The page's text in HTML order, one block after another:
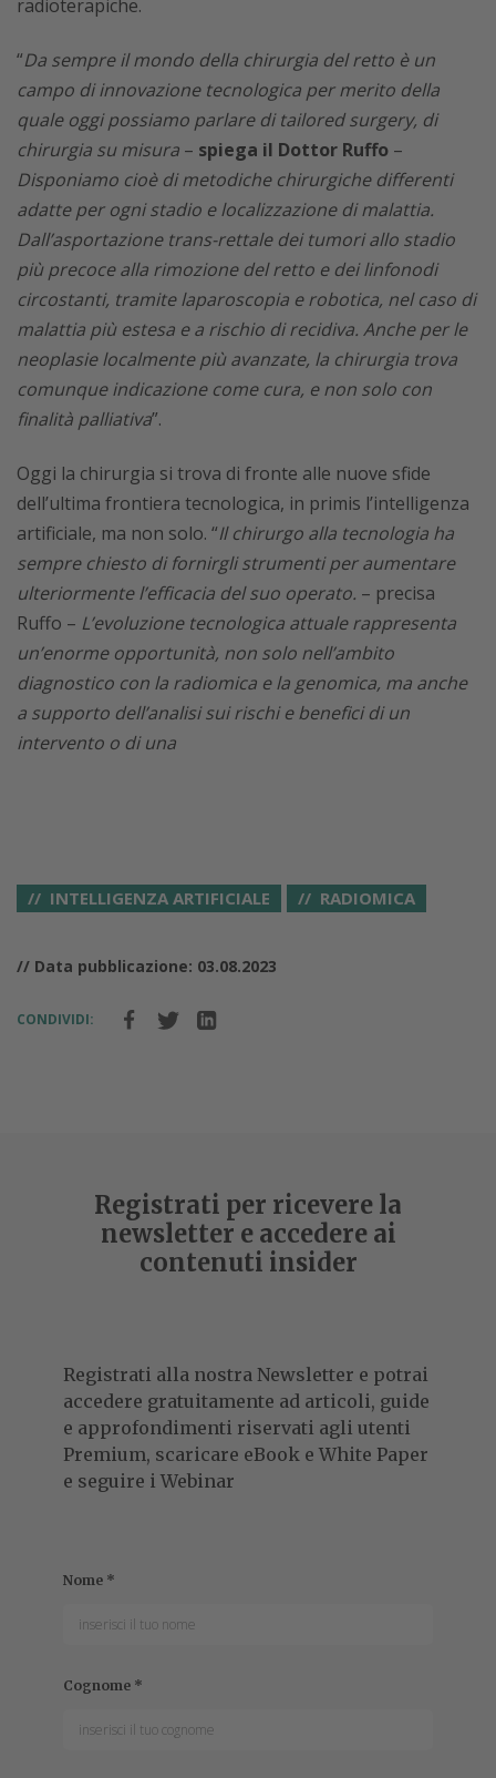
radioterapiche.
“Da sempre il mondo della chirurgia del retto è un
campo di innovazione tecnologica per merito della
quale oggi possiamo parlare di tailored surgery, di
chirurgia su misura – spiega il Dottor Ruffo –
Disponiamo cioè di metodiche chirurgiche differenti
adatte per ogni stadio e localizzazione di malattia.
Dall’asportazione trans-rettale dei tumori allo stadio
più precoce alla rimozione del retto e dei linfonodi
circostanti, tramite laparoscopia e robotica, nel caso di
malattia più estesa e a rischio di recidiva. Anche per le
neoplasie localmente più avanzate, la chirurgia trova
comunque indicazione come cura, e non solo con
finalità palliativa”.
Oggi la chirurgia si trova di fronte alle nuove sfide
dell’ultima frontiera tecnologica, in primis l’intelligenza
artificiale, ma non solo. “Il chirurgo alla tecnologia ha
sempre chiesto di fornirgli strumenti per aumentare
ulteriormente l’efficacia del suo operato. – precisa
Ruffo – L’evoluzione tecnologica attuale rappresenta
un’enorme opportunità, non solo nell’ambito
diagnostico con la radiomica e la genomica, ma anche
a supporto dell’analisi sui rischi e benefici di un
intervento o di una
INTELLIGENZA ARTIFICIALE RADIOMICA
// Data pubblicazione: 03.08.2023
CONDIVIDI:
Registrati per ricevere la
newsletter e accedere ai
contenuti insider
Registrati alla nostra Newsletter e potrai
accedere gratuitamente ad articoli, guide
e approfondimenti riservati agli utenti
Premium, scaricare eBook e White Paper
e seguire i Webinar
Nome *
Cognome *